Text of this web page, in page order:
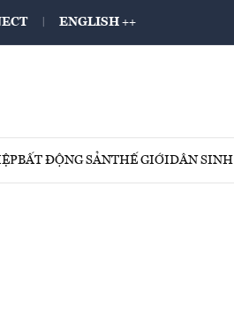
ENGLISH ++
BẤT ĐỘNG SẢNTHẾ GIỚIDÂN SINH